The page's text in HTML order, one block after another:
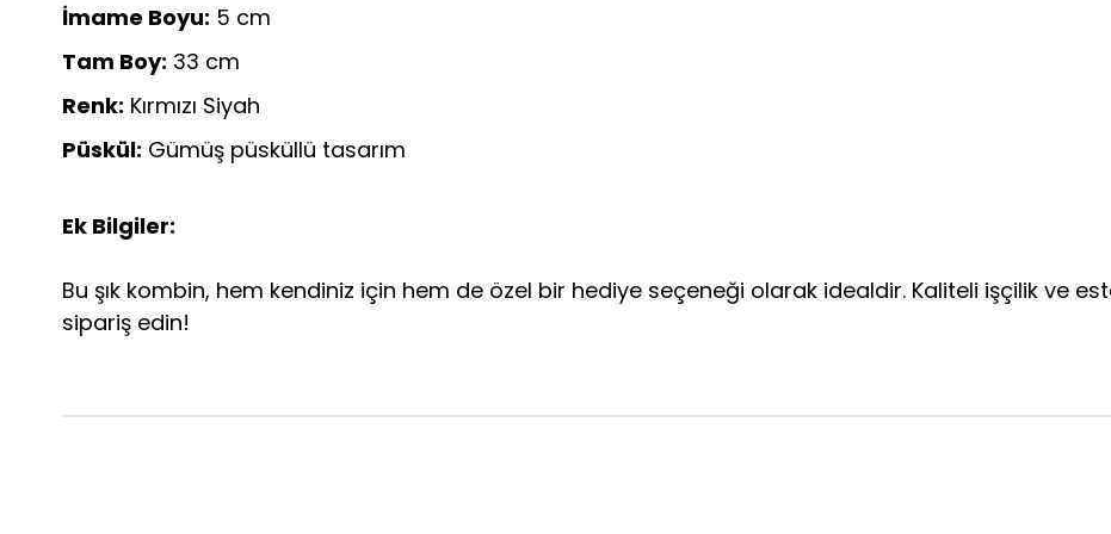
İmame Boyu: 5 cm
Tam Boy: 33 cm
Renk: Kırmızı Siyah
Püskül: Gümüş püsküllü tasarım
Ek Bilgiler:
Bu şık kombin, hem kendiniz için hem de özel bir hediye seçeneği olarak idealdir. Kaliteli işçilik ve
sipariş edin!